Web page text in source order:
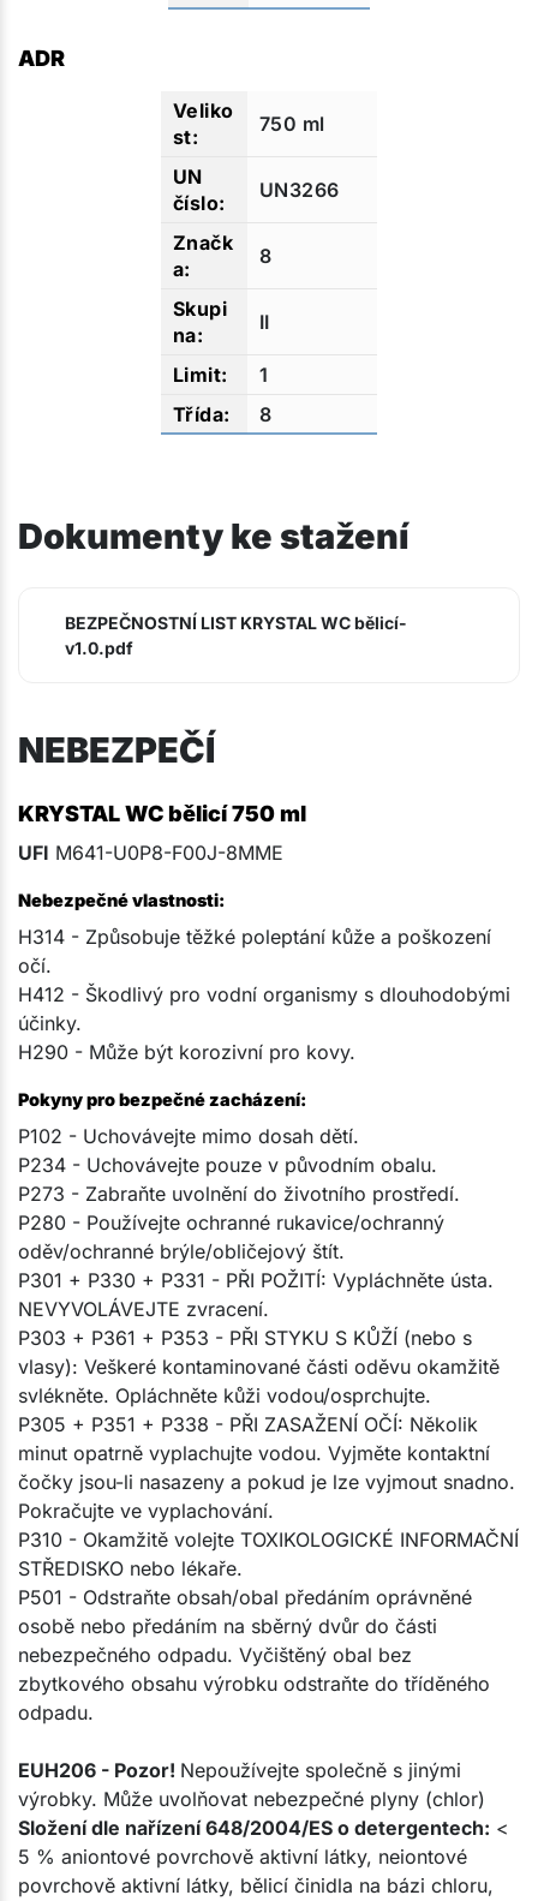
ADR
750 ml
UN3266
8
II
1
8
Dokumenty ke stažení
BEZPEČNOSTNÍ LIST KRYSTAL WC bělicí-
v1.0.pdf
NEBEZPEČÍ
KRYSTAL WC bělicí 750 ml
UFI M641-U0P8-F00J-8MME
Nebezpečné vlastnosti:
H314 - Způsobuje těžké poleptání kůže a poškození
očí.
H412 - Škodlivý pro vodní organismy s dlouhodobými
účinky.
H290 - Může být korozivní pro kovy.
Pokyny pro bezpečné zacházení:
P102 - Uchovávejte mimo dosah dětí.
P234 - Uchovávejte pouze v původním obalu.
P273 - Zabraňte uvolnění do životního prostředí.
P280 - Používejte ochranné rukavice/ochranný
oděv/ochranné brýle/obličejový štít.
P301 + P330 + P331 - PŘI POŽITÍ: Vypláchněte ústa.
NEVYVOLÁVEJTE zvracení.
P303 + P361 + P353 - PŘI STYKU S KŮŽÍ (nebo s
vlasy): Veškeré kontaminované části oděvu okamžitě
svlékněte. Opláchněte kůži vodou/osprchujte.
P305 + P351 + P338 - PŘI ZASAŽENÍ OČÍ: Několik
minut opatrně vyplachujte vodou. Vyjměte kontaktní
čočky jsou-li nasazeny a pokud je lze vyjmout snadno.
Pokračujte ve vyplachování.
P310 - Okamžitě volejte TOXIKOLOGICKÉ INFORMAČNÍ
STŘEDISKO nebo lékaře.
P501 - Odstraňte obsah/obal předáním oprávněné
osobě nebo předáním na sběrný dvůr do části
nebezpečného odpadu. Vyčištěný obal bez
zbytkového obsahu výrobku odstraňte do tříděného
odpadu.
EUH206 - Pozor! Nepoužívejte společně s jinými
výrobky. Může uvolňovat nebezpečné plyny (chlor)
Složení dle nařízení 648/2004/ES o detergentech: <
5 % aniontové povrchově aktivní látky, neiontové
povrchově aktivní látky, bělicí činidla na bázi chloru,